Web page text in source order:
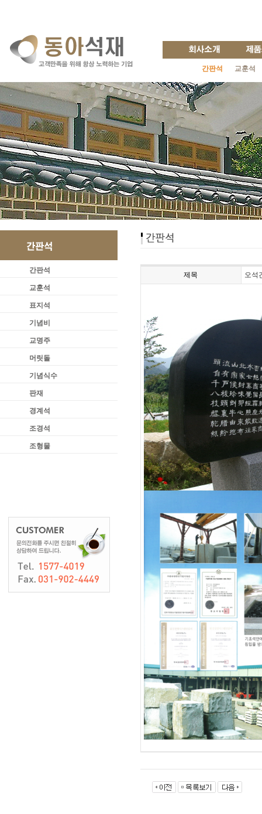
간판석 교훈석
간판석
교훈석
표지석
기념비
교명주
머릿돌
기념식수
판재
경계석
조경석
조형물
제목 오석